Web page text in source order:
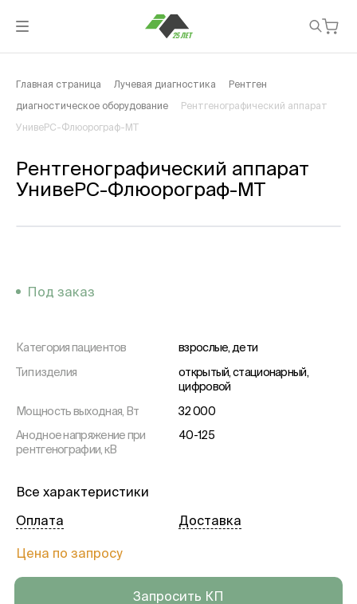
Главная страница Лучевая диагностика Рентген
диагностическое оборудование Рентгенографический аппарат
УнивеРС-Флюорограф-МТ
Рентгенографический аппарат
УнивеРС-Флюорограф-МТ
Под заказ
Категория пациентов
взрослые, дети
Тип изделия
открытый, стационарный,
цифровой
Мощность выходная, Вт
32 000
Анодное напряжение при
рентгенографии, кВ
40-125
Фокусное расстояние, мм
Размер рабочего поля, мм
430х439
Рабочее положение
штатива
Все характеристики
Цена по запросу
Оплата Доставка
Запросить КП